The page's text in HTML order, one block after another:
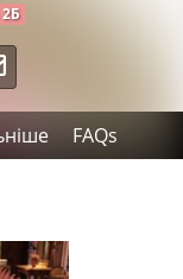
FAQs